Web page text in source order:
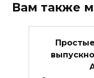
Вам также